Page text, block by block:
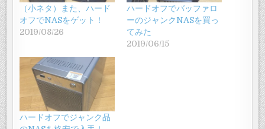
（小ネタ）また、ハード
オフでNASをゲット！
2019/08/26
ハードオフでバッファロ
ーのジャンクNASを買っ
てみた
2019/06/15
ハードオフでジャンク品